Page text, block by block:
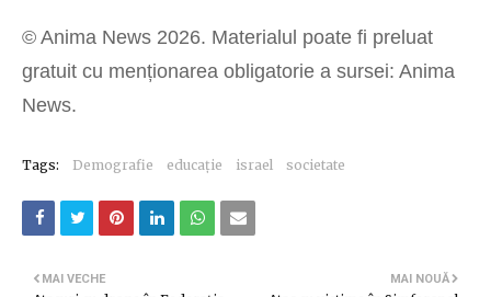
© Anima News 2026. Materialul poate fi preluat
gratuit cu menționarea obligatorie a sursei: Anima
News.
Tags: Demografie educație israel societate
MAI NOUĂ
MAI VECHE